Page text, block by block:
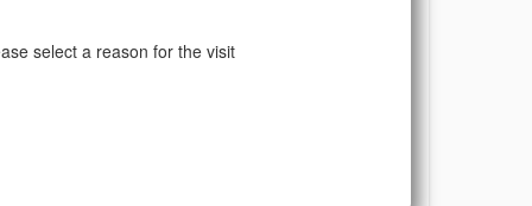
select a reason for the visit